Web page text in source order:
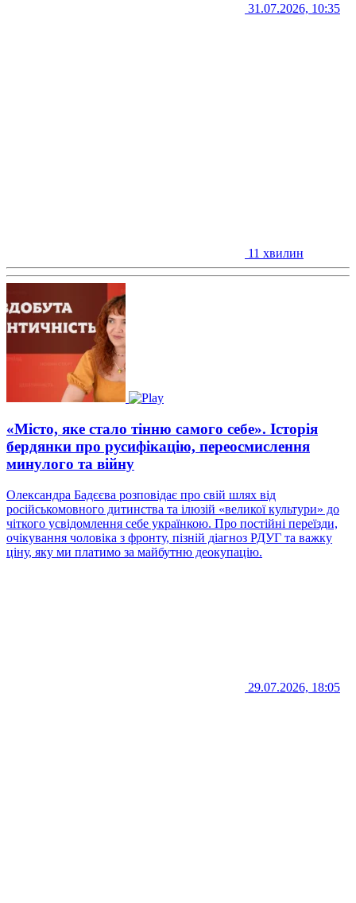
31.07.2026, 10:35
11 хвилин
«Місто, яке стало тінню самого себе». Історія
бердянки про русифікацію, переосмислення
минулого та війну
Олександра Бадєєва розповідає про свій шлях від
російськомовного дитинства та ілюзій «великої культури» до
чіткого усвідомлення себе українкою. Про постійні переїзди,
очікування чоловіка з фронту, пізній діагноз РДУГ та важку
ціну, яку ми платимо за майбутню деокупацію.
29.07.2026, 18:05